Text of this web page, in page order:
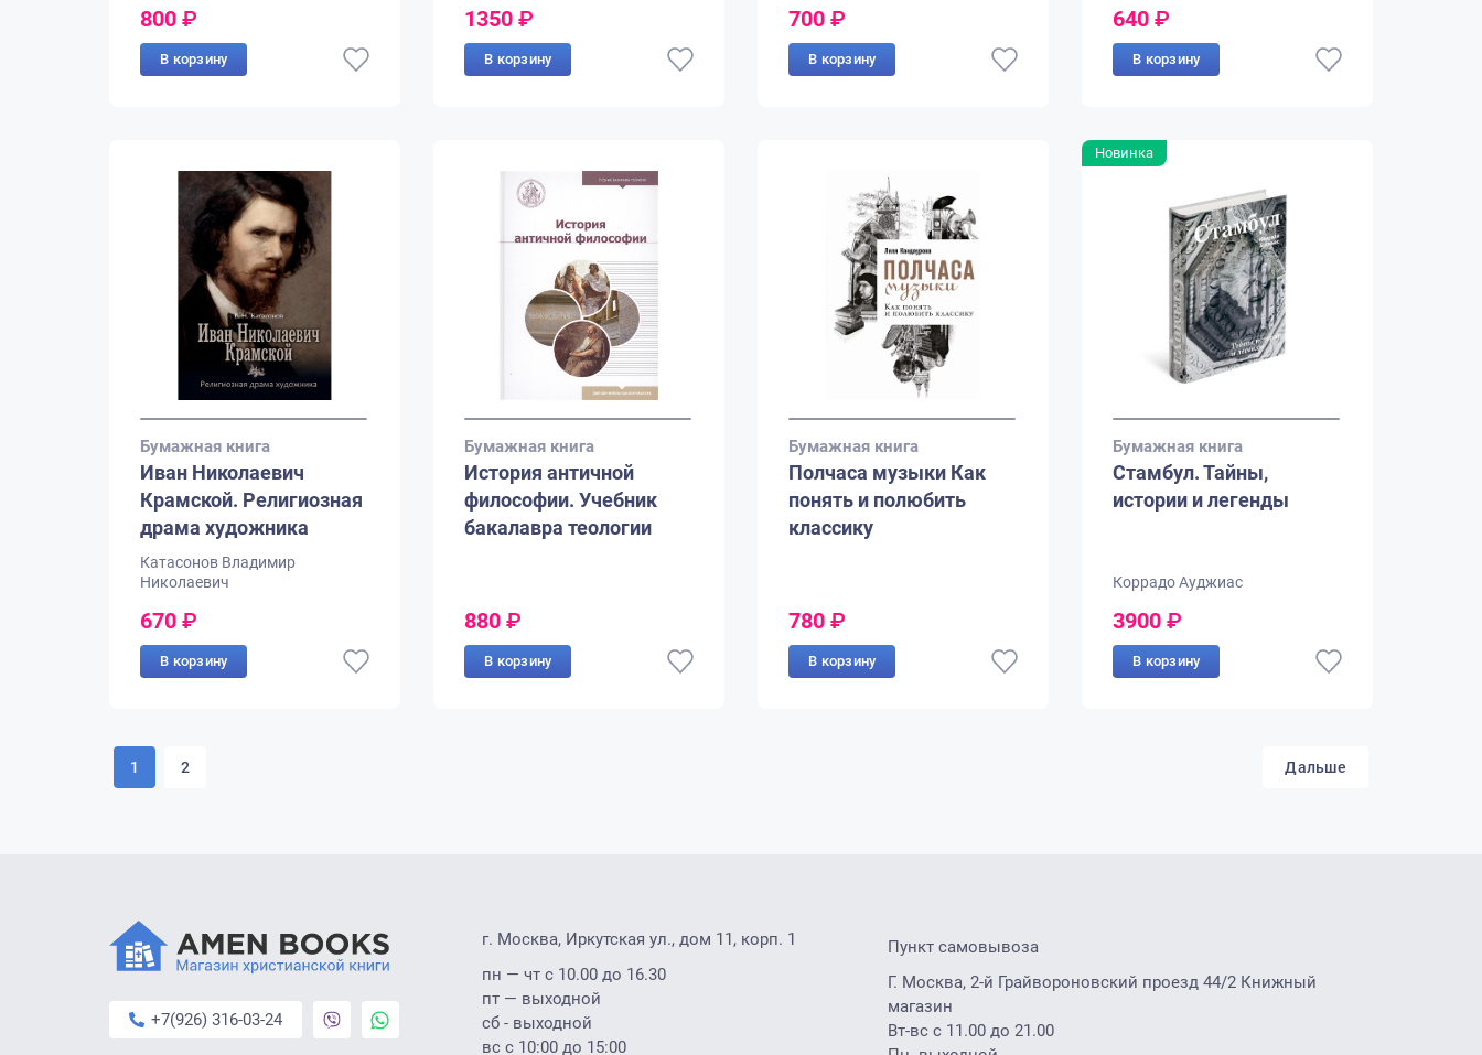
800 ₽
В корзину
1350 ₽
В корзину
700 ₽
В корзину
640 ₽
В корзину
Бумажная книга
Иван Николаевич
Крамской. Религиозная
драма художника
Катасонов Владимир
Николаевич
670 ₽
В корзину
Бумажная книга
История античной
философии. Учебник
бакалавра теологии
880 ₽
В корзину
Бумажная книга
Полчаса музыки Как
понять и полюбить
классику
780 ₽
В корзину
Новинка
Бумажная книга
Стамбул. Тайны,
истории и легенды
Коррадо Ауджиас
3900 ₽
В корзину
1 2 Дальше
+7(926) 316-03-24
г. Москва, Иркутская ул., дом 11, корп. 1
пн — чт с 10.00 до 16.30
пт — выходной
сб - выходной
вс с 10:00 до 15:00
Пункт самовывоза
Г. Москва, 2-й Грайвороновский проезд 44/2 Книжный
магазин
Вт-вс с 11.00 до 21.00